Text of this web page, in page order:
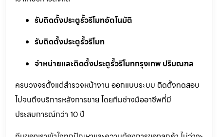
รับติดตั้งประตูรั้วรีโมทอัตโนมัติ
รับติดตั้งประตูรั้วรีโมท
จำหน่ายและติดตั้งประตูรั้วรีโมทกรุงเทพ ปริมณฑล
ครบวงจรตั้งแต่สำรวจหน้างาน ออกแบบระบบ ติดตั้งทดสอบ
ไปจนถึงบริการหลังการขาย โดยทีมช่างมืออาชีพที่มี
ประสบการณ์กว่า 10 ปี